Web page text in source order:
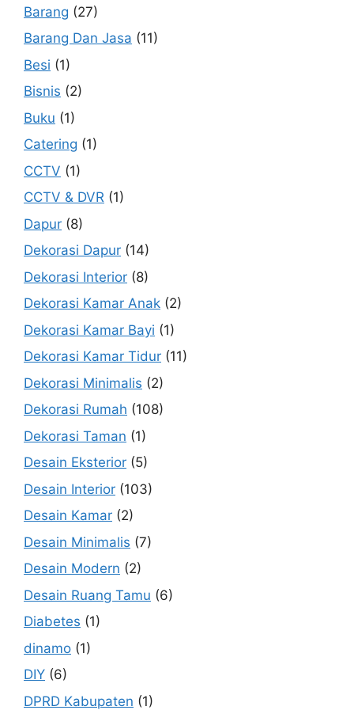
Barang (27)
Barang Dan Jasa (11)
Besi (1)
Bisnis (2)
Buku (1)
Catering (1)
CCTV (1)
CCTV & DVR (1)
Dapur (8)
Dekorasi Dapur (14)
Dekorasi Interior (8)
Dekorasi Kamar Anak (2)
Dekorasi Kamar Bayi (1)
Dekorasi Kamar Tidur (11)
Dekorasi Minimalis (2)
Dekorasi Rumah (108)
Dekorasi Taman (1)
Desain Eksterior (5)
Desain Interior (103)
Desain Kamar (2)
Desain Minimalis (7)
Desain Modern (2)
Desain Ruang Tamu (6)
Diabetes (1)
dinamo (1)
DIY (6)
DPRD Kabupaten (1)